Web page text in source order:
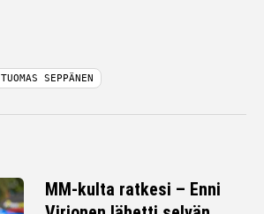
TUOMAS SEPPÄNEN
MM-kulta ratkesi – Enni